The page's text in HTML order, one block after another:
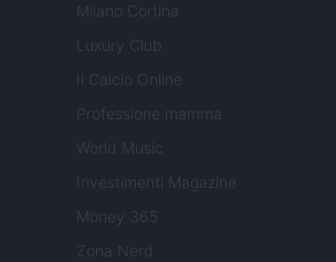
Milano Cortina
Luxury Club
Il Calcio Online
Professione mamma
World Music
Investimenti Magazine
Money 365
Zona Nerd